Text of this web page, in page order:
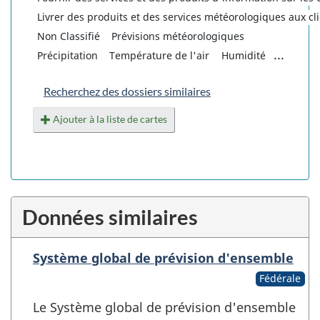
Livrer des produits et des services météorologiques aux
Non Classifié
Prévisions météorologiques
Précipitation
Température de l'air Humidité ...
Recherchez des dossiers similaires
Ajouter à la liste de cartes
Données similaires
Système global de prévision d'ensemble
Fédérale
Le Système global de prévision d'ensemble